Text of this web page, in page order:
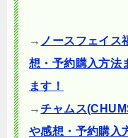
→ ノースフェイス
想・予約購入方法
ます！
→チャムス
や感想・予約購入